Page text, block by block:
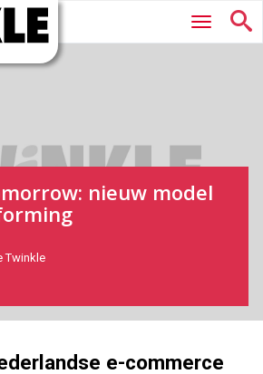
nieuw model
Twinkle
e-commerce